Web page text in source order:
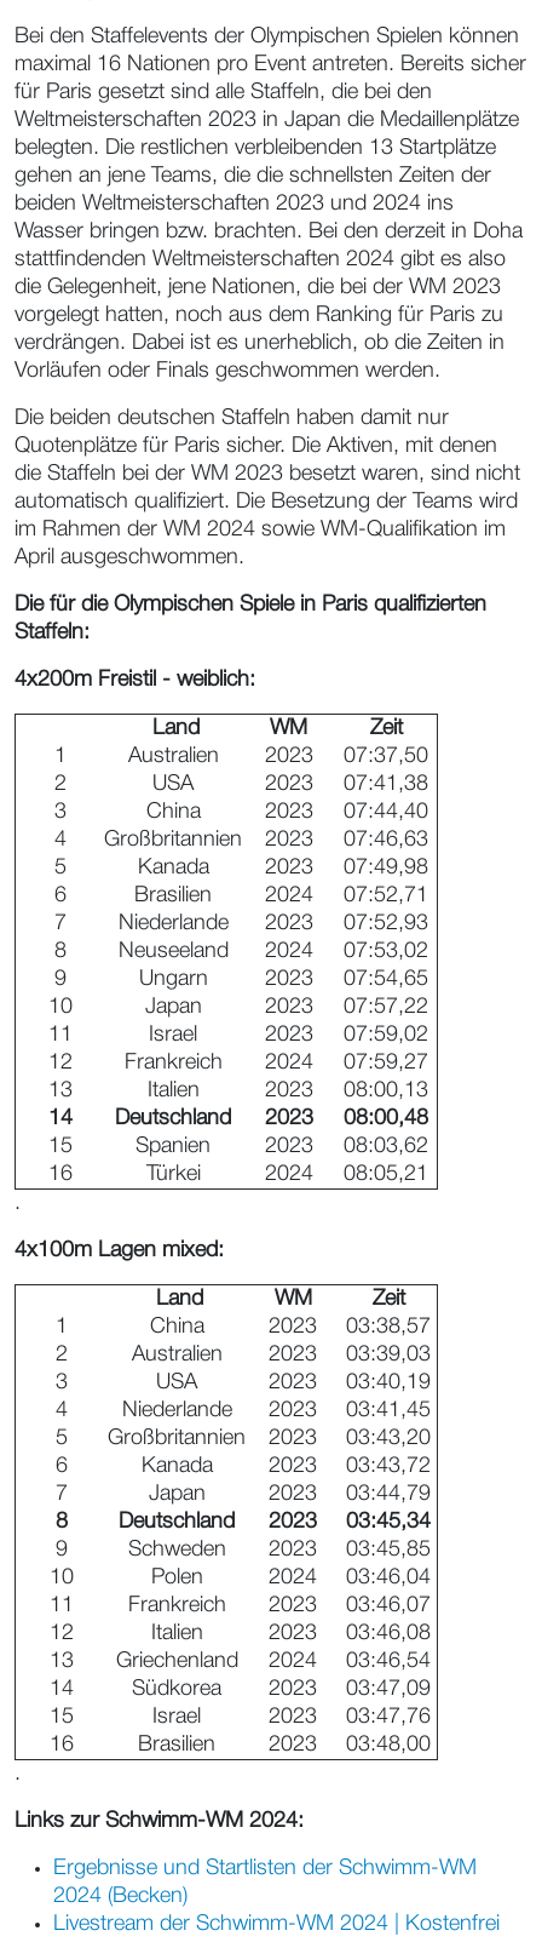
Bei den Staffelevents der Olympischen Spielen können
maximal 16 Nationen pro Event antreten. Bereits sicher
für Paris gesetzt sind alle Staffeln, die bei den
Weltmeisterschaften 2023 in Japan die Medaillenplätze
belegten. Die restlichen verbleibenden 13 Startplätze
gehen an jene Teams, die die schnellsten Zeiten der
beiden Weltmeisterschaften 2023 und 2024 ins
Wasser bringen bzw. brachten. Bei den derzeit in Doha
stattfindenden Weltmeisterschaften 2024 gibt es also
die Gelegenheit, jene Nationen, die bei der WM 2023
vorgelegt hatten, noch aus dem Ranking für Paris zu
verdrängen. Dabei ist es unerheblich, ob die Zeiten in
Vorläufen oder Finals geschwommen werden.
Die beiden deutschen Staffeln haben damit nur
Quotenplätze für Paris sicher. Die Aktiven, mit denen
die Staffeln bei der WM 2023 besetzt waren, sind nicht
automatisch qualifiziert. Die Besetzung der Teams wird
im Rahmen der WM 2024 sowie WM-Qualifikation im
April ausgeschwommen.
Die für die Olympischen Spiele in Paris qualifizierten
Staffeln:
4x200m Freistil - weiblich:
Land WM
Zeit
1
Australien 2023
07:37,50
2
USA 2023
07:41,38
3
China 2023
07:44,40
4
Großbritannien 2023
07:46,63
5
Kanada 2023
07:49,98
6
Brasilien 2024
07:52,71
7
Niederlande 2023
07:52,93
8
Neuseeland 2024
07:53,02
9
Ungarn 2023
07:54,65
10
Japan 2023
07:57,22
11
Israel 2023
07:59,02
12
Frankreich 2024
07:59,27
13
Italien 2023
08:00,13
14
Deutschland 2023
08:00,48
15
Spanien 2023
08:03,62
16
Türkei 2024
08:05,21
.
4x100m Lagen mixed:
Land WM
Zeit
1
China 2023
03:38,57
2
Australien 2023
03:39,03
3
USA 2023
03:40,19
4
Niederlande 2023
03:41,45
5
Großbritannien 2023
03:43,20
6
Kanada 2023
03:43,72
7
Japan 2023
03:44,79
8
Deutschland 2023
03:45,34
9
Schweden 2023
03:45,85
10
Polen 2024
03:46,04
11
Frankreich 2023
03:46,07
12
Italien 2023
03:46,08
13
Griechenland 2024
03:46,54
14
Südkorea 2023
03:47,09
15
Israel 2023
03:47,76
16
Brasilien 2023
03:48,00
.
Links zur Schwimm-WM 2024:
Ergebnisse und Startlisten der Schwimm-WM
2024 (Becken)
Livestream der Schwimm-WM 2024 | Kostenfrei